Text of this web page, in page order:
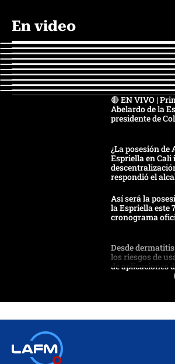
En video
🔴 EN VIVO |
Abelardo de la
presidente de
¿La posesión de
Espriella en Cali
respondió el
Así será la
la Espriella este
cronograma
Desde
los riesgos de
de aplicaciones